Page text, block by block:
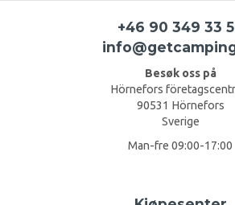
+46 90 349 33
Besøk oss på
Hörnefors
90531 Hörnefors
Sverige
Man-fre 09:00-17:00